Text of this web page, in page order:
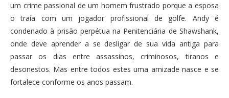
um crime passional de um homem frustrado porque a esposa
o traía com um jogador profissional de golfe. Andy é
condenado à prisão perpétua na Penitenciária de Shawshank,
onde deve aprender a se desligar de sua vida antiga para
passar os dias entre assassinos, criminosos, tiranos e
desonestos. Mas entre todos estes uma amizade nasce e se
fortalece conforme os anos passam.